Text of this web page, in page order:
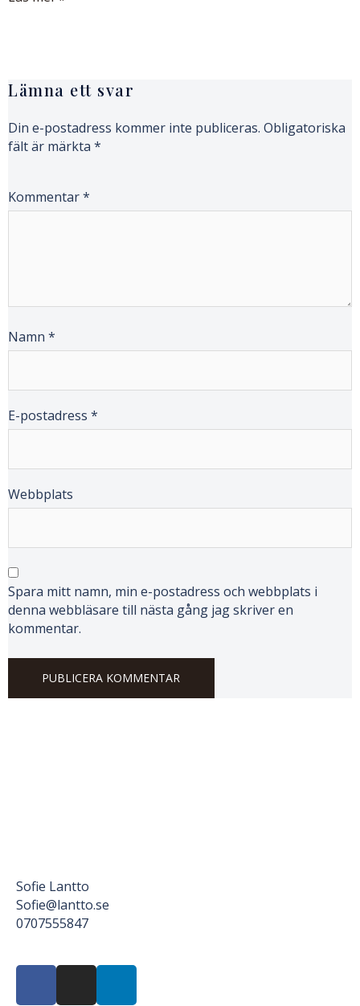
Lämna ett svar
Din e-postadress kommer inte publiceras. Obligatoriska
fält är märkta *
Kommentar*
Namn *
E-postadress *
Webbplats
Spara mitt namn, min e-postadress och webbplats i
denna webbläsare till nästa gång jag skriver en
kommentar.
Sofie Lantto
Sofie@lantto.se
0707555847